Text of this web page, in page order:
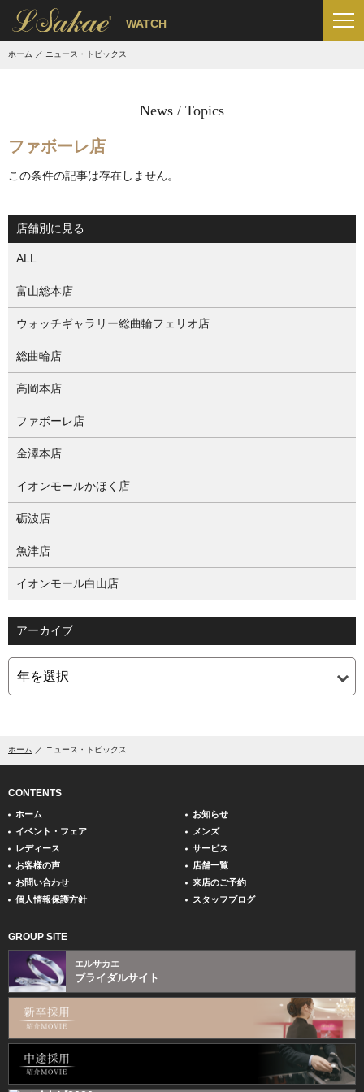
' WATCH
ホーム ニュース・トピックス
News / Topics
ファボーレ店
この条件の記事は存在しません。
店舗別に見る
ALL
富山総本店
ウォッチギャラリー総曲輪フェリオ店
総曲輪店
高岡本店
ファボーレ店
金澤本店
イオンモールかほく店
砺波店
魚津店
イオンモール白山店
アーカイブ
ホーム ニュース・トピックス
CONTENTS
ホーム
お知らせ
イベント・フェア
メンズ
レディース
サービス
お客様の声
店舗一覧
お問い合わせ
来店のご予約
個人情報保護方針
スタッフブログ
GROUP SITE
エルサカエ
ブライダルサイト